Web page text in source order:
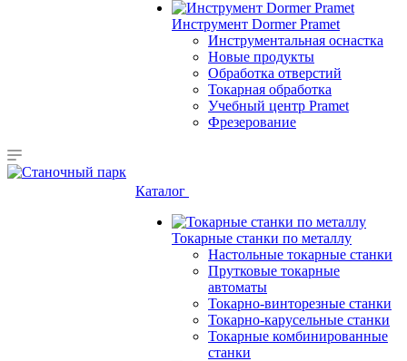
Инструмент Dormer Pramet
Инструментальная оснастка
Новые продукты
Обработка отверстий
Токарная обработка
Учебный центр Pramet
Фрезерование
Каталог
Токарные станки по металлу
Настольные токарные станки
Прутковые токарные
автоматы
Токарно-винторезные станки
Токарно-карусельные станки
Токарные комбинированные
станки